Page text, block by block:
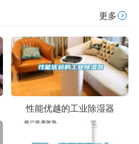
更多
性能优越的工业除湿器